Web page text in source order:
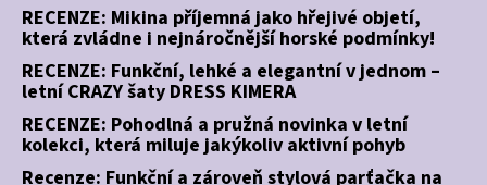
RECENZE: Mikina příjemná jako hřejivé objetí,
která zvládne i nejnáročnější horské podmínky!
RECENZE: Funkční, lehké a elegantní v jednom –
letní CRAZY šaty DRESS KIMERA
RECENZE: Pohodlná a pružná novinka v letní
kolekci, která miluje jakýkoliv aktivní pohyb
Recenze: Funkční a zároveň stylová parťačka na